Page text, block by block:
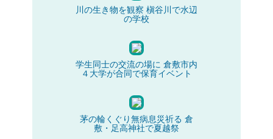
川の生き物を観察 槇谷川で水辺
の学校
学生同士の交流の場に 倉敷市内
４大学が合同で保育イベント
茅の輪くぐり無病息災祈る 倉
敷・足高神社で夏越祭